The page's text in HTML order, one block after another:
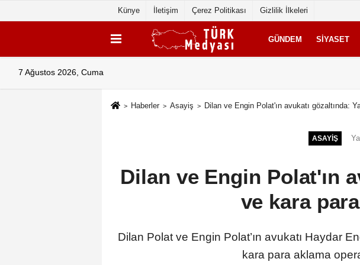
Künye İletişim Çerez Politikası Gizlilik İlkeleri
GÜNDEM SIYASET
7 Ağustos 2026, Cuma
Haberler Asayiş Dilan ve Engin Polat'ın avukatı gözaltında:
ASAYIŞ
Dilan ve Engin Polat'ın
ve kara
Dilan Polat ve Engin Polat’ın avukatı Haydar
kara para aklama